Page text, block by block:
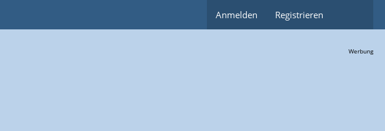
Anmelden Registrieren
Werbung